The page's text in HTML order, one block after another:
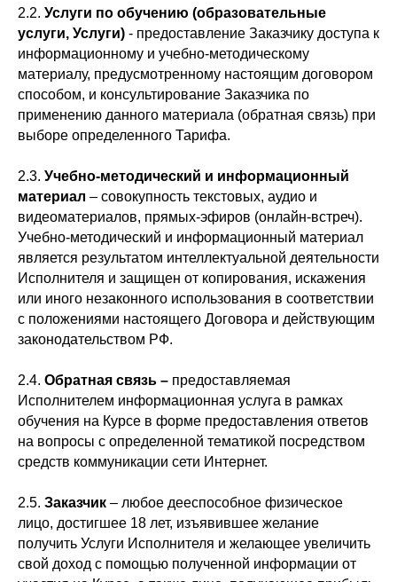
2.2. Услуги по обучению (образовательные
услуги, Услуги) - предоставление Заказчику доступа к
информационному и учебно-методическому
материалу, предусмотренному настоящим договором
способом, и консультирование Заказчика по
применению данного материала (обратная связь) при
выборе определенного Тарифа.
2.3. Учебно-методический и информационный
материал – совокупность текстовых, аудио и
видеоматериалов, прямых-эфиров (онлайн-встреч).
Учебно-методический и информационный материал
является результатом интеллектуальной деятельности
Исполнителя и защищен от копирования, искажения
или иного незаконного использования в соответствии
с положениями настоящего Договора и действующим
законодательством РФ.
2.4. Обратная связь – предоставляемая
Исполнителем информационная услуга в рамках
обучения на Курсе в форме предоставления ответов
на вопросы с определенной тематикой посредством
средств коммуникации сети Интернет.
2.5. Заказчик – любое дееспособное физическое
лицо, достигшее 18 лет, изъявившее желание
получить Услуги Исполнителя и желающее увеличить
свой доход с помощью полученной информации от